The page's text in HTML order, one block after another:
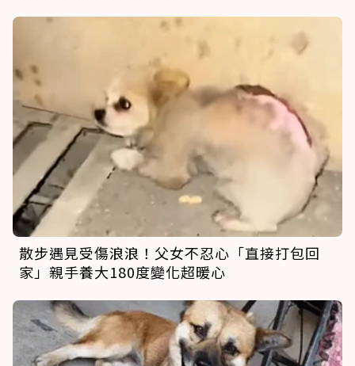
散步遇見受傷浪浪！父女不忍心「直接打包回
家」親手養大180度變化超暖心